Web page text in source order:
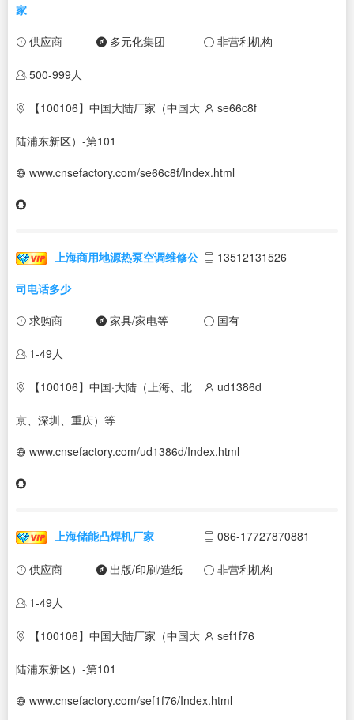
家
供应商 多元化集团 非营利机构
500-999人
【100106】中国大陆厂家（中国大
陆浦东新区）-第101
se66c8f
www.cnsefactory.com/se66c8f/Index.html
上海商用地源热泵空调维修公
司电话多少
13512131526
求购商 家具/家电等 国有
1-49人
【100106】中国·大陆（上海、北
京、深圳、重庆）等
ud1386d
www.cnsefactory.com/ud1386d/Index.html
上海储能凸焊机厂家 086-17727870881
供应商 出版/印刷/造纸 非营利机构
1-49人
【100106】中国大陆厂家（中国大
陆浦东新区）-第101
sef1f76
www.cnsefactory.com/sef1f76/Index.html